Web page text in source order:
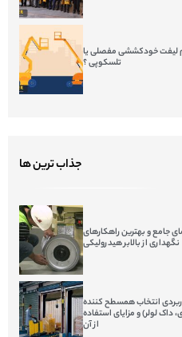
لیفت خودکششی مفصلی یا
تلسکوپی ؟
جذاب ترین ها
جامع و بهترین راهکارهای
نگهداری از بالابر هیدرولیکی
انتخاب همسطح کننده
داک لولر) و مزایای استفاده
از آن